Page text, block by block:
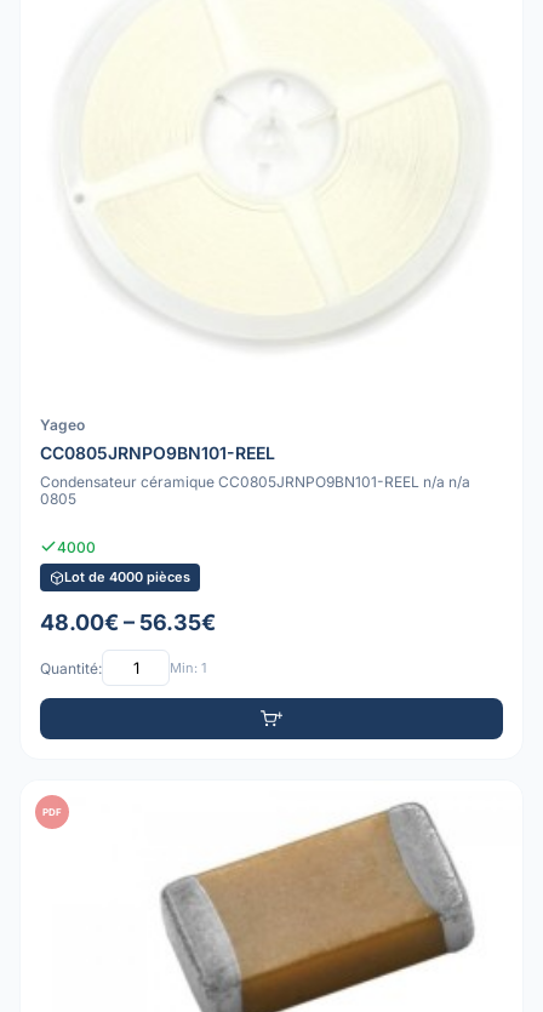
Yageo
CC0805JRNPO9BN101-REEL
Condensateur céramique CC0805JRNPO9BN101-REEL n/a n/a
0805
4000
Lot de 4000 pièces
48.00€ – 56.35€
Quantité: Min: 1
PDF